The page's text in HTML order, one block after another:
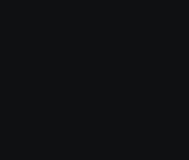
reduzierter Daten zur